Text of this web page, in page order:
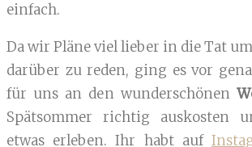
einfach.
Da wir Pläne viel lieber in die Tat
darüber zu reden, ging es vor
für uns an den wunderschönen
Spätsommer richtig auskosten
etwas erleben. Ihr habt auf